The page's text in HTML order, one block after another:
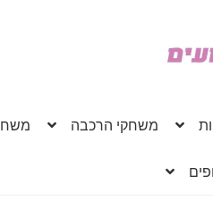
משחקי הרכבה